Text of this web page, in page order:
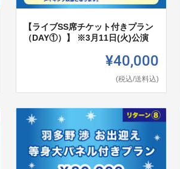
【ライブSS席チケット付きプラン
（DAY①）】 ※3月11日(火)公演
¥40,000
(税込/送料込)